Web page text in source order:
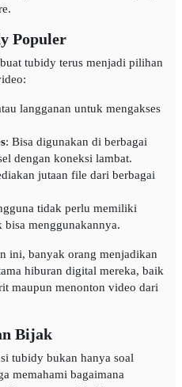
Populer
tubidy terus menjadi pilihan
langganan untuk mengakses
: Bisa digunakan di berbagai
dengan koneksi lambat.
jutaan file dari berbagai
tidak perlu memiliki
bisa menggunakannya.
ini, banyak orang menjadikan
hiburan digital mereka, baik
maupun menonton video dari
Bijak
tubidy bukan hanya soal
memahami bagaimana